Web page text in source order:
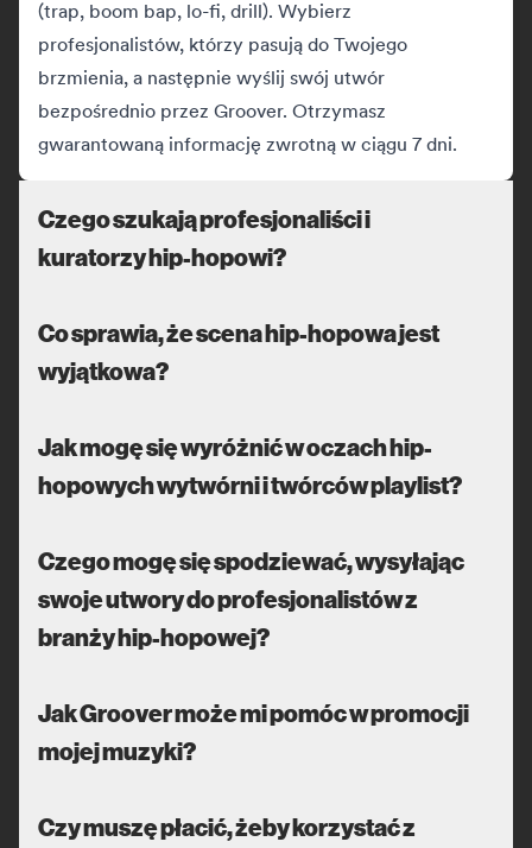
(trap, boom bap, lo-fi, drill). Wybierz
profesjonalistów, którzy pasują do Twojego
brzmienia, a następnie wyślij swój utwór
bezpośrednio przez Groover. Otrzymasz
gwarantowaną informację zwrotną w ciągu 7 dni.
Czego szukają profesjonaliści i
kuratorzy hip-hopowi?
Co sprawia, że scena hip-hopowa jest
wyjątkowa?
Jak mogę się wyróżnić w oczach hip-
hopowych wytwórni i twórców playlist?
Czego mogę się spodziewać, wysyłając
swoje utwory do profesjonalistów z
branży hip-hopowej?
Jak Groover może mi pomóc w promocji
mojej muzyki?
Czy muszę płacić, żeby korzystać z